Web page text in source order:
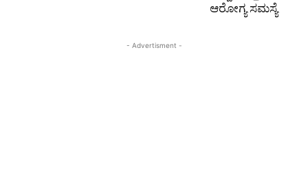
ಆರೋಗ್ಯ ಸಮಸ್ಯೆ
- Advertisment -